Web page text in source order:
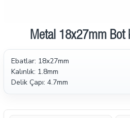
2-3 gün içindeMetal 18x27mm Bot
Ebatlar: 18x27mm
Kalınlık: 1.8mm
Delik Çapı: 4.7mm